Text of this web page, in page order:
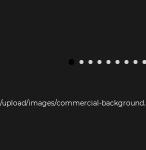
/upload/images/commercial-